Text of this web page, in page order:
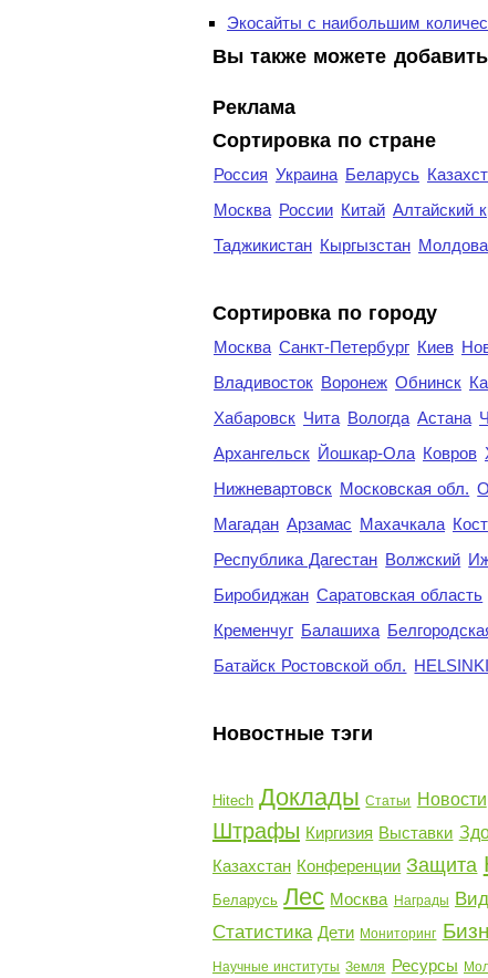
Экосайты с наибольшим
Вы также можете
Реклама
Сортировка по стране
Россия Украина Беларусь
Москва России Китай Алтайский
Таджикистан Кыргызстан Молдова
Cортировка по городу
Москва Санкт-Петербург Киев
Владивосток Воронеж Обнинск
Хабаровск Чита Вологда Астана
Архангельск Йошкар-Ола Ковров
Нижневартовск Московская обл.
Магадан Арзамас Махачкала
Республика Дагестан Волжский
Биробиджан Саратовская область
Кременчуг Балашиха
Батайск Ростовской обл. HELSINKI
Новостные тэги
Hitech Доклады Статьи Новости
Штрафы Киргизия Выставки
Казахстан Конференции Защита
Беларусь Лес Москва Награды
Статистика Дети Мониторинг
Научные институты Земля Ресурсы